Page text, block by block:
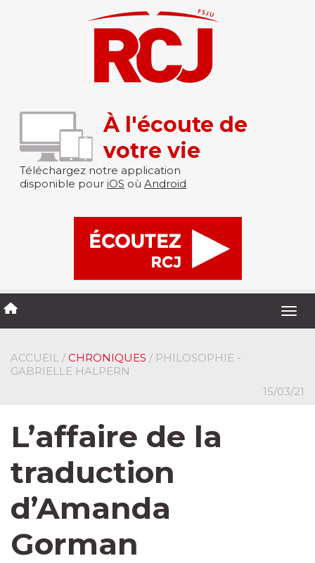
À l'écoute de
votre vie
Téléchargez notre application
disponible pour iOS où Android
ACCUEIL / CHRONIQUES / PHILOSOPHIE -
GABRIELLE HALPERN
15/03/21
L’affaire de la
traduction
d’Amanda
Gorman